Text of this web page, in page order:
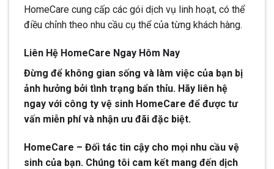
HomeCare cung cấp các gói dịch vụ linh hoạt, có thể
điều chỉnh theo nhu cầu cụ thể của từng khách hàng.
Liên Hệ HomeCare Ngay Hôm Nay
Đừng để không gian sống và làm việc của bạn bị
ảnh hưởng bởi tình trạng bẩn thỉu. Hãy liên hệ
ngay với công ty vệ sinh HomeCare để được tư
vấn miễn phí và nhận ưu đãi đặc biệt.
HomeCare – Đối tác tin cậy cho mọi nhu cầu vệ
sinh của bạn. Chúng tôi cam kết mang đến dịch